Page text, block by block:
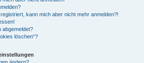
kann mich aber nicht mehr anmelden?!
abgemeldet?
löschen“?